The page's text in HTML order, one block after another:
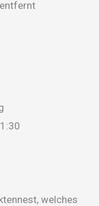
welches